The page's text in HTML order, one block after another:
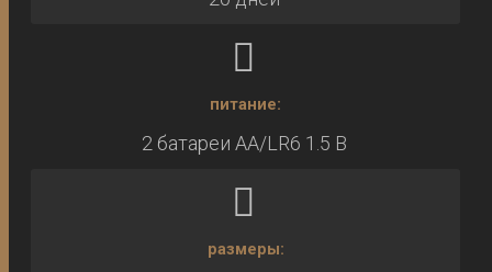
питание:
2 батареи AA/LR6 1.5 В
размеры: